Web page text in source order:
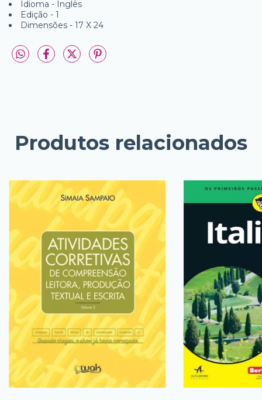
Idioma - Inglês
Edição - 1
Dimensões - 17 X 24
Produtos relacionados